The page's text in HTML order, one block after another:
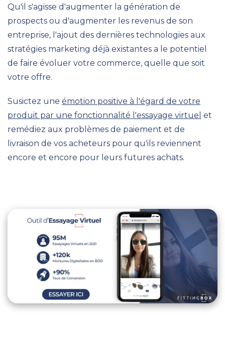
Qu'il s'agisse d'augmenter la génération de
prospects ou d'augmenter les revenus de son
entreprise, l'ajout des dernières technologies aux
stratégies marketing déjà existantes a le potentiel
de faire évoluer votre commerce, quelle que soit
votre offre.
Susictez une émotion positive à l'égard de votre
produit par une fonctionnalité l'essayage virtuel et
remédiez aux problèmes de paiement et de
livraison de vos acheteurs pour qu'ils reviennent
encore et encore pour leurs futures achats.